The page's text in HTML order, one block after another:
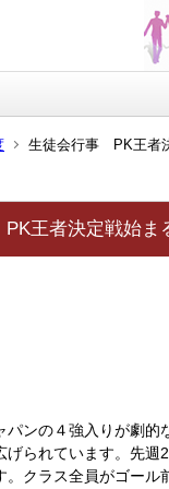
生徒会行事 PK王者
王者決定戦始ま
ンの４強入りが劇的
げられています。先
。クラス全員がゴー